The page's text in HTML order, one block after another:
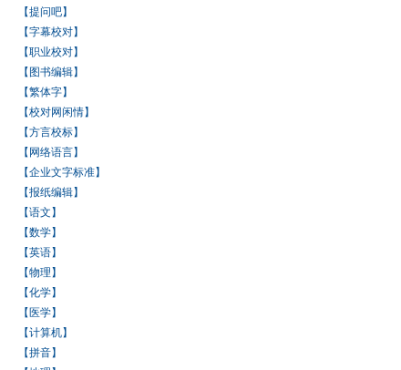
【提问吧】
【字幕校对】
【职业校对】
【图书编辑】
【繁体字】
【校对网闲情】
【方言校标】
【网络语言】
【企业文字标准】
【报纸编辑】
【语文】
【数学】
【英语】
【物理】
【化学】
【医学】
【计算机】
【拼音】